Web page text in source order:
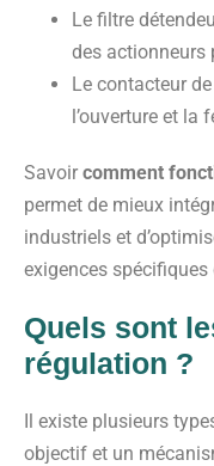
Le filtre
des actionneurs
Le contacteur
l’ouverture et la
Savoir comment
permet de mieux
industriels et
exigences
Quels sont
régulation ?
Il existe plusieurs
objectif et un